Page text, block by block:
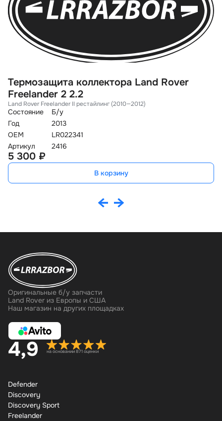
Термозащита коллектора Land Rover
Freelander 2 2.2
Land Rover Freelander II рестайлинг (2010—2012)
Состояние
Б/у
Год
2013
OEM
LR022341
Артикул
2416
5 300 ₽
В корзину
Оригинальные б/у запчасти
Land Rover из Европы и США
Наш магазин на других площадках
4,9 на основании 871 оценки
Defender
Discovery
Discovery Sport
Freelander